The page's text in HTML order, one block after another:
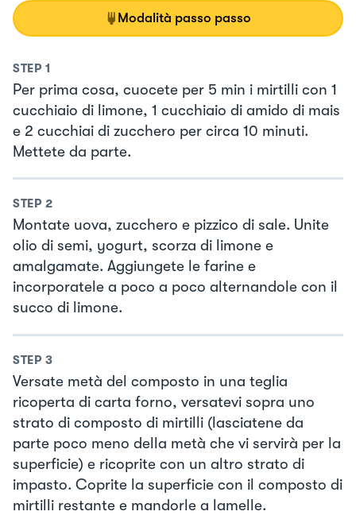
Modalità passo passo
STEP 1
Per prima cosa, cuocete per 5 min i mirtilli con 1
cucchiaio di limone, 1 cucchiaio di amido di mais
e 2 cucchiai di zucchero per circa 10 minuti.
Mettete da parte.
STEP 2
Montate uova, zucchero e pizzico di sale. Unite
olio di semi, yogurt, scorza di limone e
amalgamate. Aggiungete le farine e
incorporatele a poco a poco alternandole con il
succo di limone.
STEP 3
Versate metà del composto in una teglia
ricoperta di carta forno, versatevi sopra uno
strato di composto di mirtilli (lasciatene da
parte poco meno della metà che vi servirà per la
superficie) e ricoprite con un altro strato di
impasto. Coprite la superficie con il composto di
mirtilli restante e mandorle a lamelle.